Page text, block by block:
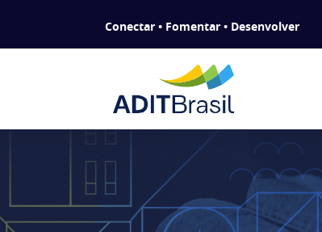
Conectar • Fomentar • Desenvolver